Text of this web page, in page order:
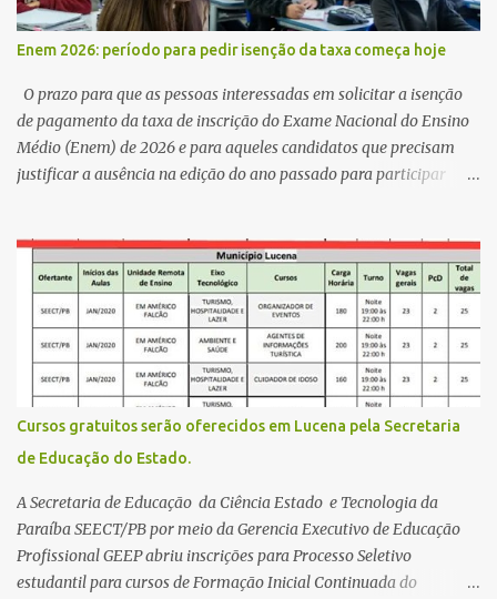
UFPB. Leciona no Otto Illi, Gilberto Inácio, Ellinora Dornellas
,Escola Américo Falcão. Gerson nos contou que a idéia de disputar
a prefeitura veio de um sonho há 5 anos atrás, e também por
acreditar que o trabalho dos seus companheiros principalmente
da zona rural deve ser mais valorizado e que eles serão a Fortalez...
Enem 2026: período para pedir isenção da taxa começa hoje
O prazo para que as pessoas interessadas em solicitar a isenção
de pagamento da taxa de inscrição do Exame Nacional do Ensino
Médio (Enem) de 2026 e para aqueles candidatos que precisam
justificar a ausência na edição do ano passado para participar
eletrônico da Página do Participante do Enem com o login único
da plataforma de serviços digitais do governo federal, o Gov.br.
Direito de solicitar a isenção O Inep prevê a gratuidade na
inscrição do exame para os seguintes casos: · matriculados no 3º
ano do ensino médio em escola pública, em 2026; LEIA MAIS
Usina Cultural tem fim de semana com literatura, música e evento
solidário Governo da Paraíba empossa 1000 novos professores e
mais convocações devem ocorrer Volta às aulas 2026.1 da
Faculdade Três Marias marca início do semestre e matrículas
seguem abertas para novos alunos · es...
Cursos gratuitos serão oferecidos em Lucena pela Secretaria
de Educação do Estado.
A Secretaria de Educação da Ciência Estado e Tecnologia da
Paraíba SEECT/PB por meio da Gerencia Executivo de Educação
Profissional GEEP abriu inscrições para Processo Seletivo
estudantil para cursos de Formação Inicial Continuada do